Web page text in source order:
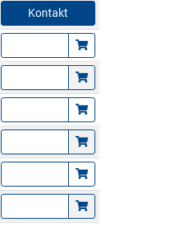
Kontakt